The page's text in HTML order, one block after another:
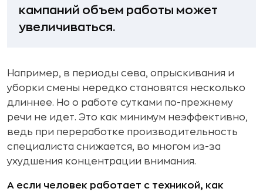
кампаний объем работы может
увеличиваться.
Например, в периоды сева, опрыскивания и
уборки смены нередко становятся несколько
длиннее. Но о работе сутками по-прежнему
речи не идет. Это как минимум неэффективно,
ведь при переработке производительность
специалиста снижается, во многом из-за
ухудшения концентрации внимания.
А если человек работает с техникой, как